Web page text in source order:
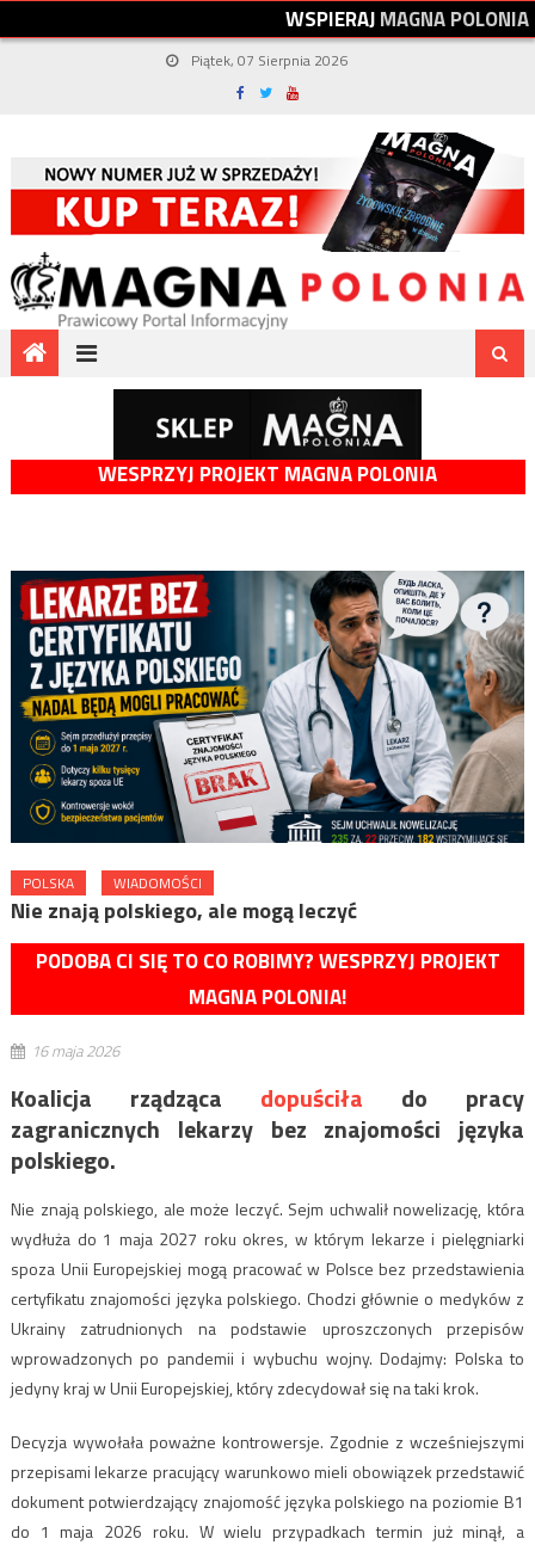
WSPIERAJMAGNAPOLONIA
Piątek, 07 Sierpnia 2026
WESPRZYJ PROJEKT MAGNA POLONIA
POLSKA WIADOMOŚCI
Nie znają polskiego, ale mogą leczyć
PODOBA CI SIĘ TO CO ROBIMY? WESPRZYJ PROJEKT
MAGNA POLONIA!
16 maja 2026
Koalicja rządząca dopuściła do pracy
zagranicznych lekarzy bez znajomości języka
polskiego.
Nie znają polskiego, ale może leczyć. Sejm uchwalił nowelizację, która
wydłuża do 1 maja 2027 roku okres, w którym lekarze i pielęgniarki
spoza Unii Europejskiej mogą pracować w Polsce bez przedstawienia
certyfikatu znajomości języka polskiego. Chodzi głównie o medyków z
Ukrainy zatrudnionych na podstawie uproszczonych przepisów
wprowadzonych po pandemii i wybuchu wojny. Dodajmy: Polska to
jedyny kraj w Unii Europejskiej, który zdecydował się na taki krok.
Decyzja wywołała poważne kontrowersje. Zgodnie z wcześniejszymi
przepisami lekarze pracujący warunkowo mieli obowiązek przedstawić
dokument potwierdzający znajomość języka polskiego na poziomie B1
do 1 maja 2026 roku. W wielu przypadkach termin już minął, a